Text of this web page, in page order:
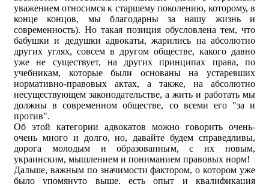
уважением относимся к старшему поколению, которому, в
конце концов, мы благодарны за нашу жизнь и
современность). Но такая позиция обусловлена тем, что
бабушки и дедушки адвокаты, жарились на абсолютно
других углях, совсем в другом обществе, какого давно
уже не существует, на других принципах права, по
учебникам, которые были основаны на устаревших
нормативно-правовых актах, а также, на абсолютно
несуществующем законодательстве, а жить и работать мы
должны в современном обществе, со всеми его "за и
против".
Об этой категории адвокатов можно говорить очень-
очень много и долго, но, давайте будем справедливы,
дорога молодым и образованным, с их новым,
украинским, мышлением и пониманием правовых норм!
Дальше, важным по значимости фактором, о котором уже
было упомянуто выше, есть опыт и квалификация